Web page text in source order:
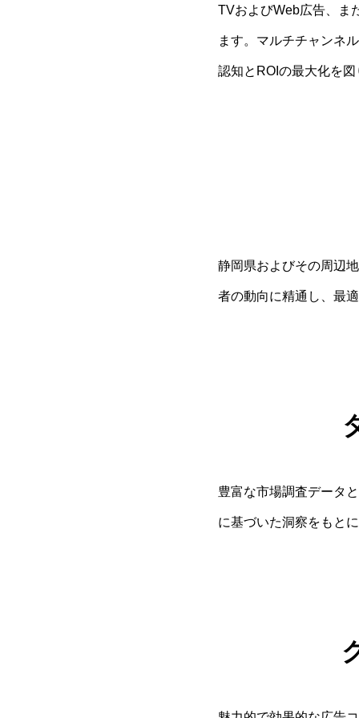
TVおよびWeb広告、ま
ます。マルチチャンネ
認知とROIの最大化を
静岡県およびその周辺
者の動向に精通し、最
豊富な市場調査データ
に基づいた洞察をもと